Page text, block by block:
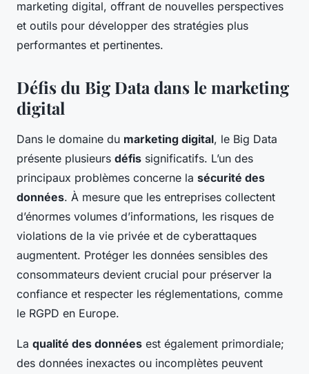
marketing digital, offrant de nouvelles perspectives
et outils pour développer des stratégies plus
performantes et pertinentes.
Défis du Big Data dans le marketing
digital
Dans le domaine du marketing digital, le Big Data
présente plusieurs défis significatifs. L’un des
principaux problèmes concerne la sécurité des
données. À mesure que les entreprises collectent
d’énormes volumes d’informations, les risques de
violations de la vie privée et de cyberattaques
augmentent. Protéger les données sensibles des
consommateurs devient crucial pour préserver la
confiance et respecter les réglementations, comme
le RGPD en Europe.
La qualité des données est également primordiale;
des données inexactes ou incomplètes peuvent